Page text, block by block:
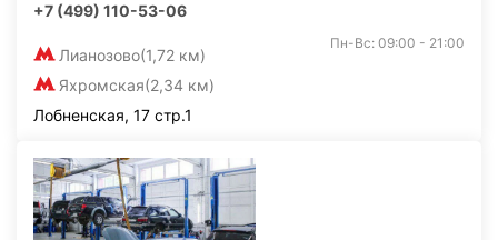
+7 (499) 110-53-06
Лианозово(1,72 км)
Яхромская(2,34 км)
Пн-Вс: 09:00 - 21:00
Лобненская, 17 стр.1